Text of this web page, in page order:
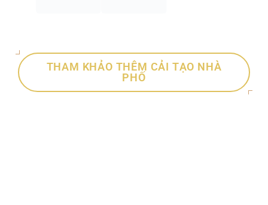
THAM KHẢO THÊM CẢI TẠO NHÀ
PHỐ